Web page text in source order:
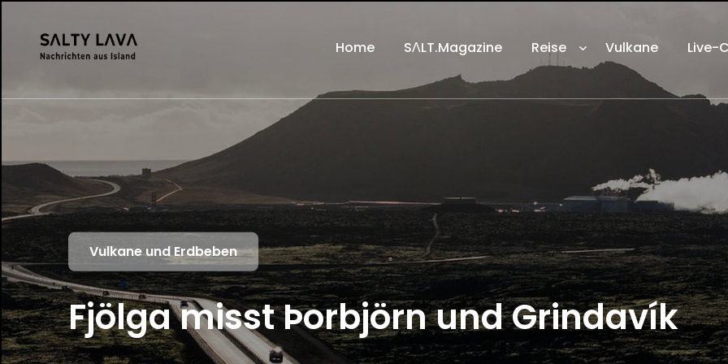
Home SΛLT.Magazine Reise Vulkane Live-
Vulkane und Erdbeben
Fjölga misst Þorbjörn und Grindavík